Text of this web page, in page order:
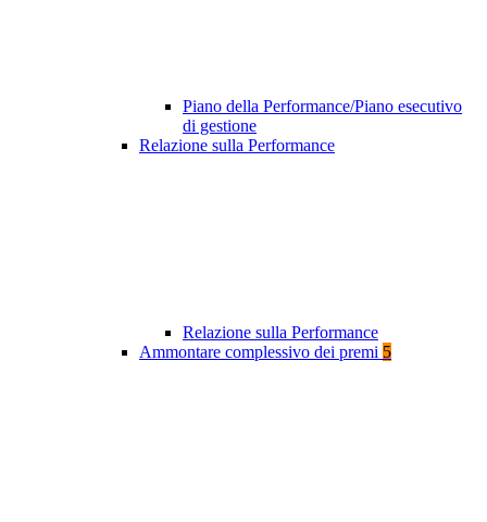
Piano della Performance/Piano esecutivo
di gestione
Relazione sulla Performance
Relazione sulla Performance
Ammontare complessivo dei premi 5